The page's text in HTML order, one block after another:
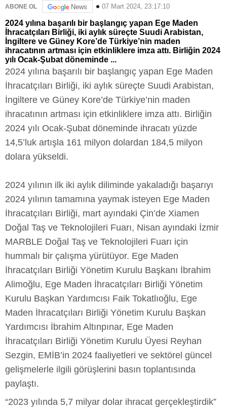
ABONE OL News 07 Mart 2024, 23:17:10
2024 yılına başarılı bir başlangıç yapan Ege Maden
İhracatçıları Birliği, iki aylık süreçte Suudi Arabistan,
İngiltere ve Güney Kore’de Türkiye’nin maden
ihracatının artması için etkinliklere imza attı. Birliğin 2024
yılı Ocak-Şubat döneminde ...
2024 yılına başarılı bir başlangıç yapan Ege Maden
İhracatçıları Birliği, iki aylık süreçte Suudi Arabistan,
İngiltere ve Güney Kore’de Türkiye’nin maden
ihracatının artması için etkinliklere imza attı. Birliğin
2024 yılı Ocak-Şubat döneminde ihracatı yüzde
14,5’luk artışla 161 milyon dolardan 184,5 milyon
dolara yükseldi.
2024 yılının ilk iki aylık diliminde yakaladığı başarıyı
2024 yılının tamamına yaymak isteyen Ege Maden
İhracatçıları Birliği, mart ayındaki Çin’de Xiamen
Doğal Taş ve Teknolojileri Fuarı, Nisan ayındaki İzmir
MARBLE Doğal Taş ve Teknolojileri Fuarı için
hummalı bir çalışma yürütüyor. Ege Maden
İhracatçıları Birliği Yönetim Kurulu Başkanı İbrahim
Alimoğlu, Ege Maden İhracatçıları Birliği Yönetim
Kurulu Başkan Yardımcısı Faik Tokatlıoğlu, Ege
Maden İhracatçıları Birliği Yönetim Kurulu Başkan
Yardımcısı İbrahim Altınpınar, Ege Maden
İhracatçıları Birliği Yönetim Kurulu Üyesi Reyhan
Sezgin, EMİB’in 2024 faaliyetleri ve sektörel güncel
gelişmelerle ilgili görüşlerini basın toplantısında
paylaştı.
“2023 yılında 5,7 milyar dolar ihracat gerçekleştirdik”